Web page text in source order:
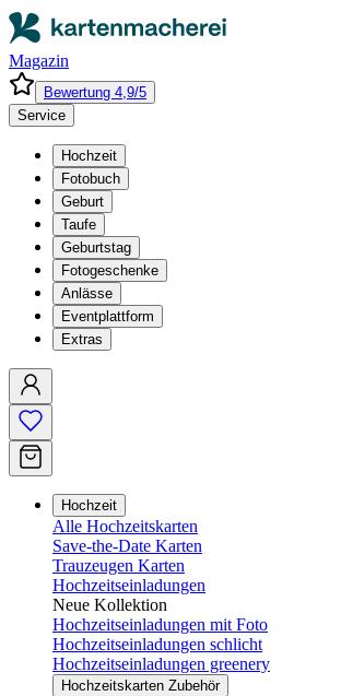
Magazin
Bewertung 4,9/5
Service
Hochzeit
Fotobuch
Geburt
Taufe
Geburtstag
Fotogeschenke
Anlässe
Eventplattform
Extras
Hochzeit
Alle Hochzeitskarten
Save-the-Date Karten
Trauzeugen Karten
Hochzeitseinladungen
Neue Kollektion
Hochzeitseinladungen mit Foto
Hochzeitseinladungen schlicht
Hochzeitseinladungen greenery
Hochzeitskarten Zubehör